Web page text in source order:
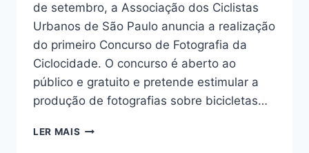
de setembro, a Associação dos Ciclistas
Urbanos de São Paulo anuncia a realização
do primeiro Concurso de Fotografia da
Ciclocidade. O concurso é aberto ao
público e gratuito e pretende estimular a
produção de fotografias sobre bicicletas…
LER MAIS CICLOCIDADE